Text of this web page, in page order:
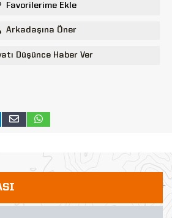
Favorilerime Ekle
Arkadaşına Öner
Düşünce Haber Ver